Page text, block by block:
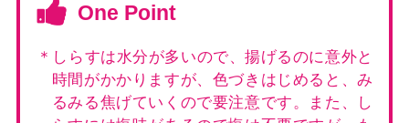
One Point
＊しらすは水分が多いので、揚げるのに意外と
時間がかかりますが、色づきはじめると、み
るみる焦げていくので要注意です。また、し